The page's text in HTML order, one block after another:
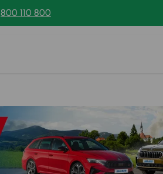
800 110 800